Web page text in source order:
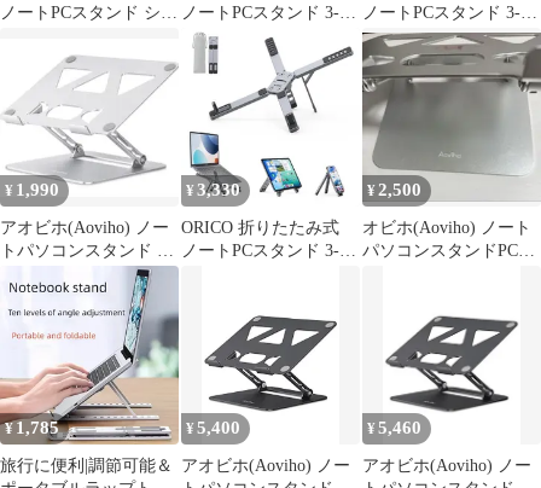
ノートPCスタンド シル ノートPCスタンド 3-in-
1設計 超コンパクト ノ
ートパソコンスタンド
軽量 5段階高さ・角度
調整 持ち運びやすい 卓
上 最大17インチ対応
MacBook／Surface／
ASUS／Lenovo対応 テ
レワーク・出張 収納ポ
ーチ
ノートPCスタンド 3-in-
1設計 超コンパクト ノ
ートパソコンスタンド
軽量 5段階高さ・角度
調整 持ち運びやすい 卓
上 最大17インチ対応
MacBook／Surface／
ASUS／Lenovo対応 テ
レワーク・出張 収納ポ
ーチ
¥ 1,990
アオビホ(Aoviho) ノー
トパソコンスタンド PC
ホルダー 折りたたみ式
¥ 3,330
ORICO 折りたたみ式
ノートPCスタンド 3-in-
軽量 5段階高さ・角度
調整 持ち運びやすい 卓
上 最大17インチ対応
MacBook/Surface/ASUS/
Lenovo対応 テレワー…
¥2,500
オビホ(Aoviho) ノート
パソコンスタンドPCホ
¥ 1,785
旅行に便利|調節可能＆
¥5,400
アオビホ(Aoviho) ノー
¥5,460
アオビホ(Aoviho) ノー